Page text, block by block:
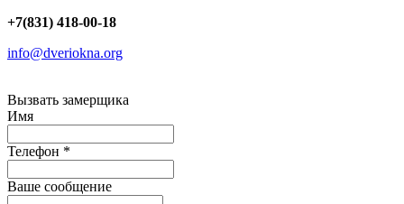
+7(831) 418-00-18
info@dveriokna.org
Вызвать замерщика
Имя
Телефон *
Ваше сообщение